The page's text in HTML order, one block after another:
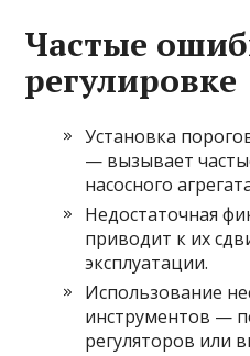
Частые
регулировке
Установка
— вызывает
насосного
Недостаточная
приводит к их
эксплуатации.
Использование
инструментов —
регуляторов или